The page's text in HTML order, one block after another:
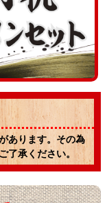
あります。その為
了承ください。